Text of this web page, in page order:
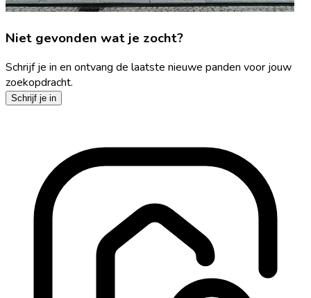
Niet gevonden wat je zocht?
Schrijf je in en ontvang de laatste nieuwe panden voor jouw
zoekopdracht.
Schrijf je in